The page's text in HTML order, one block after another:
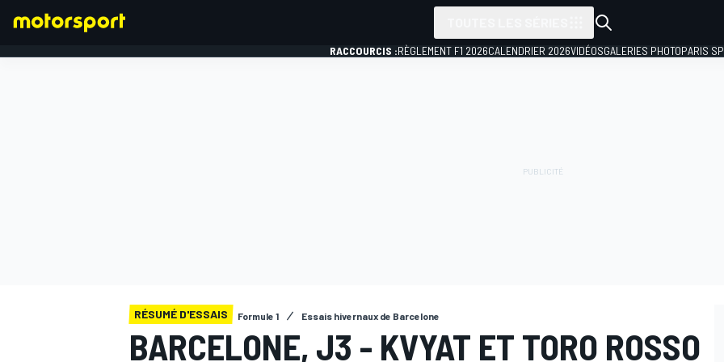
RACCOURCIS :RÈGLEMENT F1 2026CALENDRIER 2026VIDÉOSGALERIES PHOTOPARIS
RÉSUMÉ D'ESSAIS Formule 1 Essais hivernaux de Barcelone
BARCELONE, J3 - KVYAT ET TORO ROSSO